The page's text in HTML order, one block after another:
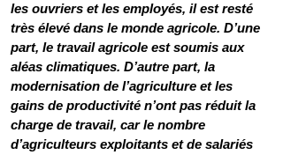
les ouvriers et les employés, il est resté
très élevé dans le monde agricole. D’une
part, le travail agricole est soumis aux
aléas climatiques. D’autre part, la
modernisation de l’agriculture et les
gains de productivité n’ont pas réduit la
charge de travail, car le nombre
d’agriculteurs exploitants et de salariés